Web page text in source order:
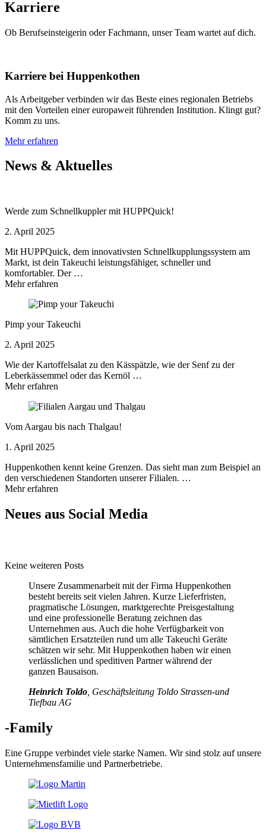
Karriere
Ob Berufseinsteigerin oder Fachmann, unser Team wartet auf dich.
Karriere bei Huppenkothen
Als Arbeitgeber verbinden wir das Beste eines regionalen Betriebs
mit den Vorteilen einer europaweit führenden Institution. Klingt gut?
Komm zu uns.
Mehr erfahren
News & Aktuelles
Werde zum Schnellkuppler mit HUPPQuick!
2. April 2025
Mit HUPPQuick, dem innovativsten Schnell­kupplungs­system am
Markt, ist dein Takeuchi leistungsfähiger, schneller und
komfortabler. Der …
Mehr erfahren
Pimp your Takeuchi
2. April 2025
Wie der Kartoffelsalat zu den Kässpätzle, wie der Senf zu der
Leberkässemmel oder das Kernöl …
Mehr erfahren
Vom Aargau bis nach Thalgau!
1. April 2025
Huppenkothen kennt keine Grenzen. Das sieht man zum Beispiel an
den verschiedenen Standorten unserer Filialen. …
Mehr erfahren
Neues aus Social Media
Keine weiteren Posts
Unsere Zusammenarbeit mit der Firma Huppenkothen
besteht bereits seit vielen Jahren. Kurze Lieferfristen,
pragmatische Lösungen, marktgerechte Preisgestaltung
und eine professionelle Beratung zeichnen das
Unternehmen aus. Auch die hohe Verfügbarkeit von
sämtlichen Ersatzteilen rund um alle Takeuchi Geräte
schätzen wir sehr. Mit Huppenkothen haben wir einen
verlässlichen und speditiven Partner während der
ganzen Bausaison.
Heinrich Toldo , Geschäftsleitung Toldo Strassen-und
Tiefbau AG
-Family
Eine Gruppe verbindet viele starke Namen. Wir sind stolz auf unsere
Unternehmensfamilie und Partnerbetriebe.